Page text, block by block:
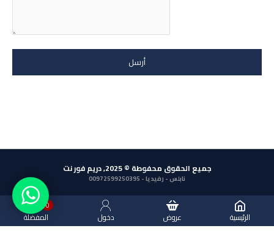
أرسل
جميع الحقوق محفوطة © 2025, دريم فور نت
نابلس - رفيديا - 00972599250395
الرئيسية عروض دخول المفضلة
0